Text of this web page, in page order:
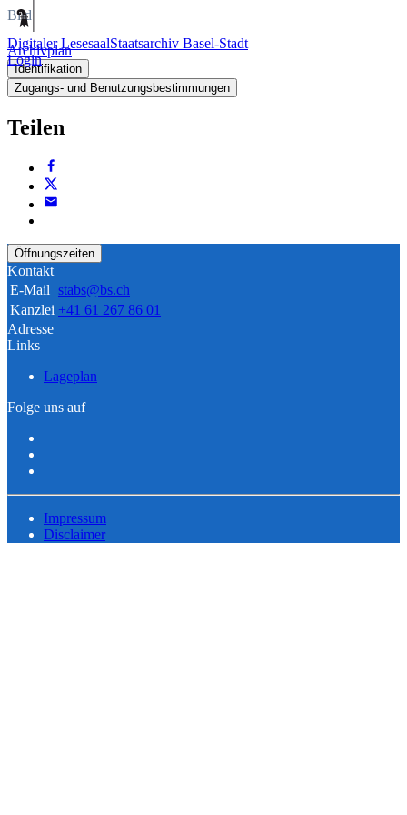
Digitaler LesesaalStaatsarchiv Basel-Stadt
Login
Bild
Archivplan
Identifikation
Zugangs- und Benutzungsbestimmungen
Teilen
Öffnungszeiten
Kontakt
E-Mail stabs@bs.ch
Kanzlei +41 61 267 86 01
Adresse
Links
Lageplan
Folge uns auf
Impressum
Disclaimer